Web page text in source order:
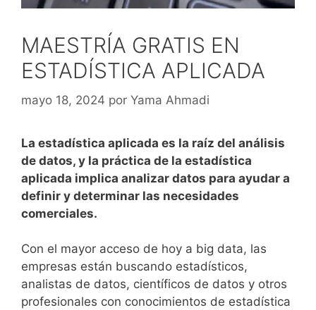
MAESTRÍA GRATIS EN
ESTADÍSTICA APLICADA
mayo 18, 2024 por Yama Ahmadi
La estadística aplicada es la raíz del análisis
de datos, y la práctica de la estadística
aplicada implica analizar datos para ayudar a
definir y determinar las necesidades
comerciales.
Con el mayor acceso de hoy a big data, las
empresas están buscando estadísticos,
analistas de datos, científicos de datos y otros
profesionales con conocimientos de estadística